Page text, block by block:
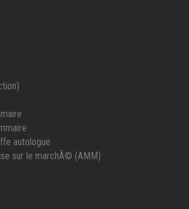
autologue
sur le marchÃ© (AMM)